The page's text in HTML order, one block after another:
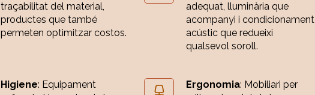
traçabilitat del material,
productes que també
permeten optimitzar costos.
adequat, lluminària que
acompanyi i condicionament
acústic que redueixi
qualsevol soroll.
Higiene: Equipament
Ergonomia: Mobiliari per